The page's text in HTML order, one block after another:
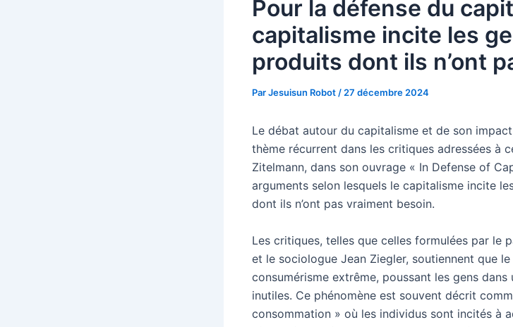
Pour la défense du
capitalisme incite les
produits dont ils n’ont
ParJesuisun Robot / 27 décembre 2024
Le débat autour du capitalisme et de son
thème récurrent dans les critiques adressées à
Zitelmann, dans son ouvrage « In Defense of
arguments selon lesquels le capitalisme incite
dont ils n’ont pas vraiment besoin.
Les critiques, telles que celles formulées par le
et le sociologue Jean Ziegler, soutiennent que
consumérisme extrême, poussant les gens dans
inutiles. Ce phénomène est souvent décrit
consommation » où les individus sont incités à